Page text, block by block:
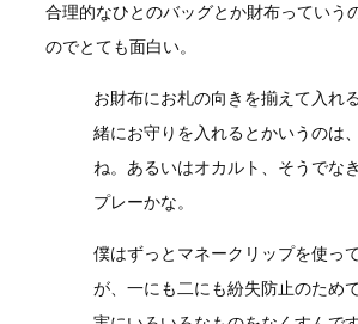
合理的なひとのバッグとか財布っていう
のでとても面白い。
お財布にお札の向きを揃えて入れ
緒にお守りを入れるとかいうのは
ね。あるいはオカルト、そうでな
プレーかな。
僕はずっとマネークリップを使っ
が、一にも二にも紛失防止のため